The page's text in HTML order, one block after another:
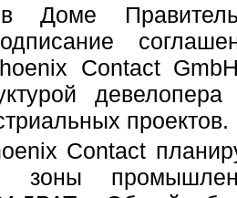
Доме
Contact
проектов.
Contact
зоны